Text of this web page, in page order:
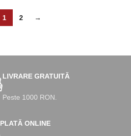
1 2 →
LIVRARE GRATUITĂ
Peste 1000 RON.
PLATĂ ONLINE